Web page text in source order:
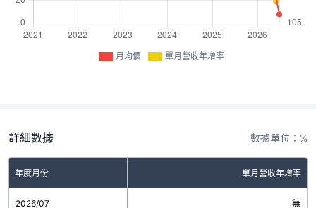
月均價 單月營收年增率
詳細數據 數據單位：%
年度月份 單月營收年增率
2026/07 無